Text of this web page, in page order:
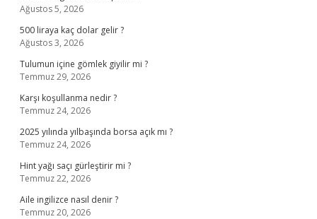
Ağustos 5, 2026
500 liraya kaç dolar gelir ?
Ağustos 3, 2026
Tulumun içine gömlek giyilir mi ?
Temmuz 29, 2026
Karşı koşullanma nedir ?
Temmuz 24, 2026
2025 yılında yılbaşında borsa açık mı ?
Temmuz 24, 2026
Hint yağı saçı gürleştirir mi ?
Temmuz 22, 2026
Aile ingilizce nasıl denir ?
Temmuz 20, 2026